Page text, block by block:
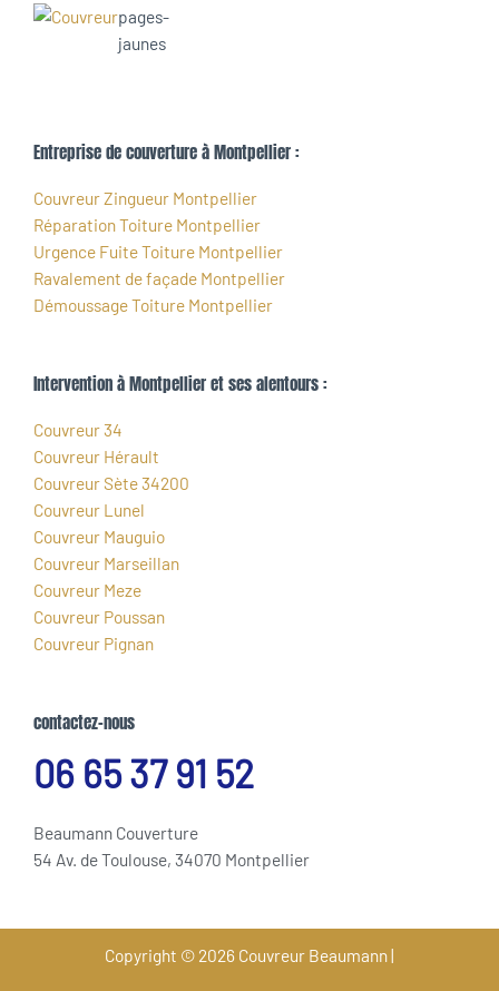
Entreprise de couverture à Montpellier :
Couvreur Zingueur Montpellier
Réparation Toiture Montpellier
Urgence Fuite Toiture Montpellier
Ravalement de façade Montpellier
Démoussage Toiture Montpellier
Intervention à Montpellier et ses alentours :
Couvreur 34
Couvreur Hérault
Couvreur Sète 34200
Couvreur Lunel
Couvreur Mauguio
Couvreur Marseillan
Couvreur Meze
Couvreur Poussan
Couvreur Pignan
contactez-nous
06 65 37 91 52
Beaumann Couverture
54 Av. de Toulouse, 34070 Montpellier
Copyright © 2026 Couvreur Beaumann |